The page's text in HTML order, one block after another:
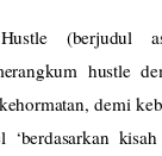
(berjudul
hustle
demi
‘berdasarkan